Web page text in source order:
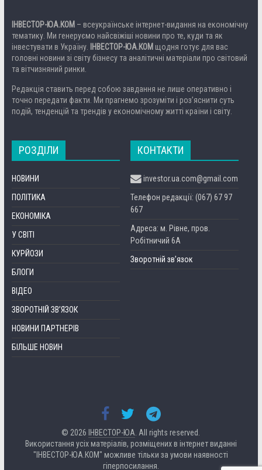
ІНВЕСТОР-ЮА.КОМ – всеукраїнське інтернет-видання на економічну
тематику. Ми генеруємо найсвіжіші новини про те, куди та як
інвестувати в Україну.
ІНВЕСТОР-ЮА.КОМ щодня готує для вас
головні новини зі світу бізнесу та аналітичні матеріали про світовий
та вітчизняний ринки.
Редакція ставить перед собою завдання не лише оперативно і
точно передати факти. Ми прагнемо зрозуміти і роз’яснити суть
подій, тенденцій та трендів у економічному житті країни і світу.
РОЗДІЛИ
НОВИНИ
ПОЛІТИКА
ЕКОНОМІКА
У СВІТІ
КУРЙОЗИ
БЛОГИ
ВІДЕО
ЗВОРОТНІЙ ЗВ’ЯЗОК
НОВИНИ ПАРТНЕРІВ
БІЛЬШЕ НОВИН
КОНТАКТИ
investor.ua.com@gmail.com
Телефон редакції: (067) 67 97
667
Адреса: м. Рівне, пров.
Робітничий 6А
Зворотній зв’язок
© 2026 ІНВЕСТОР-ЮА . All rights reserved.
Використання усіх матеріалів, розміщених в інтернет виданні
"ІНВЕСТОР-ЮА.КОМ" можливе тільки за умови наявності
гіперпосилання.